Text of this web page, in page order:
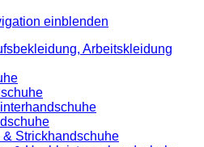
einblenden
Arbeitskleidung
& Strickhandschuhe